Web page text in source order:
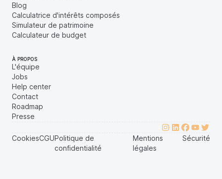
Blog
Calculatrice d'intérêts composés
Simulateur de patrimoine
Calculateur de budget
À PROPOS
L'équipe
Jobs
Help center
Contact
Roadmap
Presse
CookiesCGUPolitique de
confidentialité
Mentions
légales
Sécurité